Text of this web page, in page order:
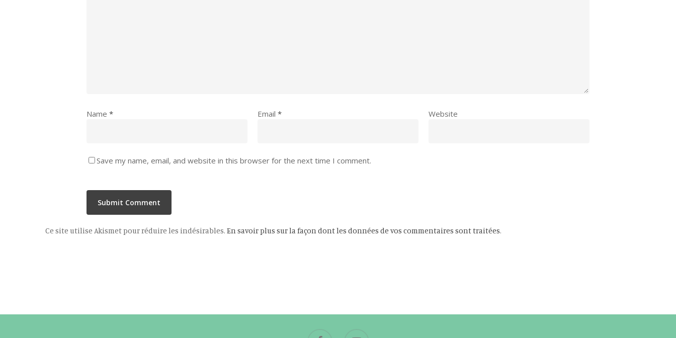
Name * Email * Website
Save my name, email, and website in this browser for the next time I comment.
Ce site utilise Akismet pour réduire les indésirables. En savoir plus sur la façon dont les données de vos commentaires sont traitées.